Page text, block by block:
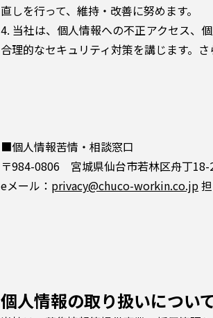
直しを行って、維持・改善に努めます。
4. 当社は、個人情報への不正アクセス、
合理的なセキュリティ対策を講じます。
■個人情報苦情・相談窓口
〒984-0806 宮城県仙台市若林区舟丁
eメール： privacy@chuco-workin.co.jp
個人情報の取り扱いについ